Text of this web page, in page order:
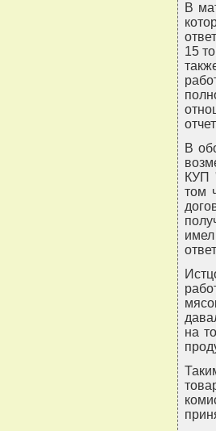
В
15
В
КУП
том
на